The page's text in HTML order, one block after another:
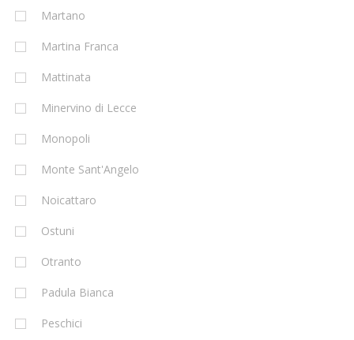
Martano
Martina Franca
Mattinata
Minervino di Lecce
Monopoli
Monte Sant'Angelo
Noicattaro
Ostuni
Otranto
Padula Bianca
Peschici